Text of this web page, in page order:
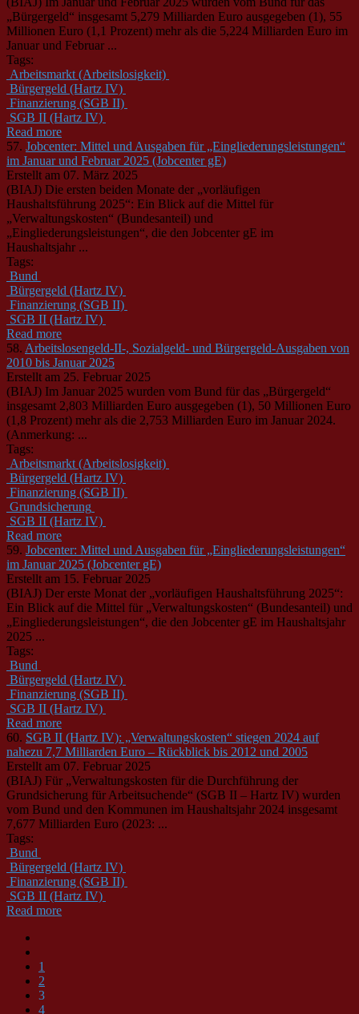
„Bürgergeld“ insgesamt 5,279 Milliarden Euro ausgegeben (1), 55
Millionen Euro (1,1 Prozent) mehr als die 5,224 Milliarden Euro im
Januar und Februar ...
Tags:
Arbeitsmarkt (Arbeitslosigkeit)
Bürgergeld (Hartz IV)
Finanzierung (SGB II)
SGB II (Hartz IV)
Read more
57. Jobcenter: Mittel und Ausgaben für „Eingliederungsleistungen“
im Januar und Februar 2025 (Jobcenter gE)
Erstellt am 07. März 2025
(BIAJ) Die ersten beiden Monate der „vorläufigen
Haushaltsführung 2025“: Ein Blick auf die Mittel für
„Verwaltungskosten“ (Bundesanteil) und
„Eingliederungsleistungen“, die den Jobcenter gE im
Haushaltsjahr ...
Tags:
Bund
Bürgergeld (Hartz IV)
Finanzierung (SGB II)
SGB II (Hartz IV)
Read more
58. Arbeitslosengeld-II-, Sozialgeld- und Bürgergeld-Ausgaben von
2010 bis Januar 2025
Erstellt am 25. Februar 2025
(BIAJ) Im Januar 2025 wurden vom Bund für das „Bürgergeld“
insgesamt 2,803 Milliarden Euro ausgegeben (1), 50 Millionen Euro
(1,8 Prozent) mehr als die 2,753 Milliarden Euro im Januar 2024.
(Anmerkung: ...
Tags:
Arbeitsmarkt (Arbeitslosigkeit)
Bürgergeld (Hartz IV)
Finanzierung (SGB II)
Grundsicherung
SGB II (Hartz IV)
Read more
59. Jobcenter: Mittel und Ausgaben für „Eingliederungsleistungen“
im Januar 2025 (Jobcenter gE)
Erstellt am 15. Februar 2025
(BIAJ) Der erste Monat der „vorläufigen Haushaltsführung 2025“:
Ein Blick auf die Mittel für „Verwaltungskosten“ (Bundesanteil) und
„Eingliederungsleistungen“, die den Jobcenter gE im Haushaltsjahr
2025 ...
Tags:
Bund
Bürgergeld (Hartz IV)
Finanzierung (SGB II)
SGB II (Hartz IV)
Read more
60. SGB II (Hartz IV): „Verwaltungskosten“ stiegen 2024 auf
nahezu 7,7 Milliarden Euro – Rückblick bis 2012 und 2005
Erstellt am 07. Februar 2025
(BIAJ) Für „Verwaltungskosten für die Durchführung der
Grundsicherung für Arbeitsuchende“ (SGB II – Hartz IV) wurden
vom Bund und den Kommunen im Haushaltsjahr 2024 insgesamt
7,677 Milliarden Euro (2023: ...
Tags:
Bund
Bürgergeld (Hartz IV)
Finanzierung (SGB II)
SGB II (Hartz IV)
Read more
1
2
3
4